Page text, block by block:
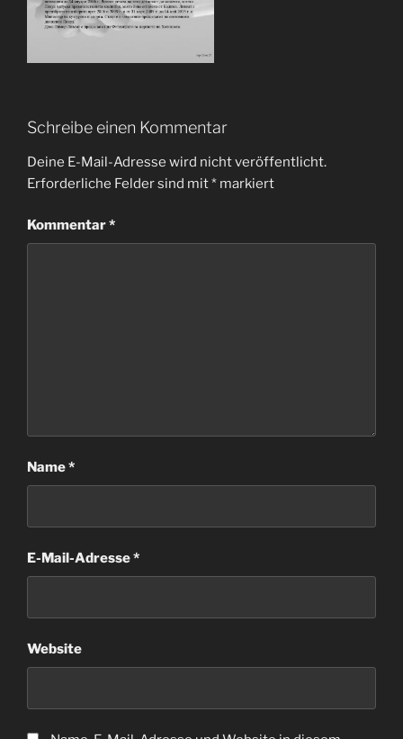
Schreibe einen Kommentar
Deine E-Mail-Adresse wird nicht veröffentlicht.
Erforderliche Felder sind mit* markiert
Kommentar*
Name*
E-Mail-Adresse*
Website